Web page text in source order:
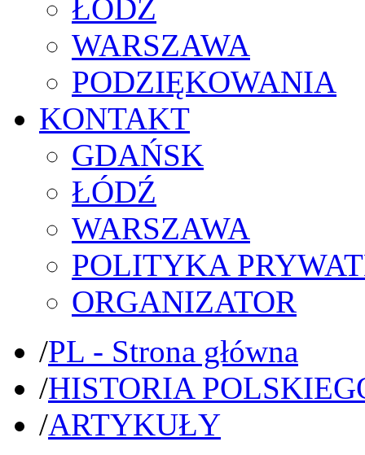
ŁÓDŹ
WARSZAWA
PODZIĘKOWANIA
KONTAKT
GDAŃSK
ŁÓDŹ
WARSZAWA
POLITYKA
ORGANIZATOR
/PL - Strona główna
/HISTORIA
/ARTYKUŁY